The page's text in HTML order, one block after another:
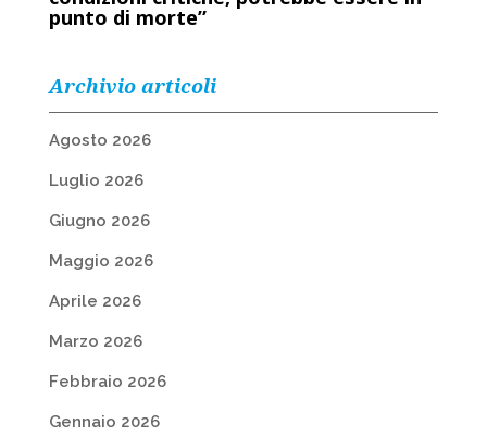
punto di morte”
Archivio articoli
Agosto 2026
Luglio 2026
Giugno 2026
Maggio 2026
Aprile 2026
Marzo 2026
Febbraio 2026
Gennaio 2026